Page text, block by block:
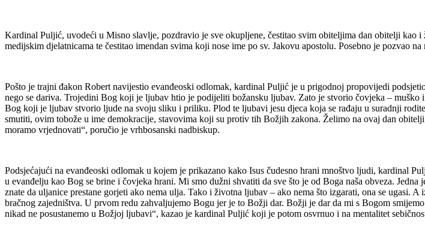
Kardinal Puljić, uvodeći u Misno slavlje, pozdravio je sve okupljene, čestitao svim obiteljima dan obitelji
medijskim djelatnicama te čestitao imendan svima koji nose ime po sv. Jakovu apostolu. Posebno je pozvao
Pošto je trajni đakon Robert navijestio evanđeoski odlomak, kardinal Puljić je u prigodnoj propovijedi
nego se dariva. Trojedini Bog koji je ljubav htio je podijeliti božansku ljubav. Zato je stvorio čovjeka –
Bog koji je ljubav stvorio ljude na svoju sliku i priliku. Plod te ljubavi jesu djeca koja se rađaju u suradnji
smutiti, ovim tobože u ime demokracije, stavovima koji su protiv tih Božjih zakona. Želimo na ovaj dan
moramo vrjednovati“, poručio je vrhbosanski nadbiskup.
Podsjećajući na evanđeoski odlomak u kojem je prikazano kako Isus čudesno hrani mnoštvo ljudi, kardinal
u evanđelju kao Bog se brine i čovjeka hrani. Mi smo dužni shvatiti da sve što je od Boga naša obveza.
znate da uljanice prestane gorjeti ako nema ulja. Tako i životna ljubav – ako nema što izgarati, ona se
bračnog zajedništva. U prvom redu zahvaljujemo Bogu jer je to Božji dar. Božji je dar da mi s Bogom
nikad ne posustanemo u Božjoj ljubavi“, kazao je kardinal Puljić koji je potom osvrnuo i na mentalitet